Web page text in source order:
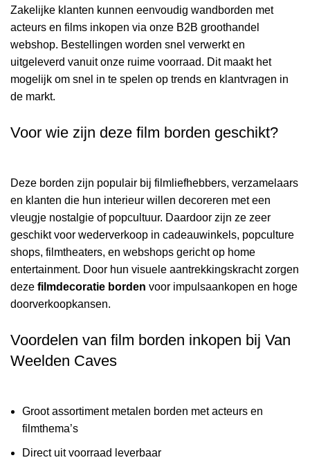
Zakelijke klanten kunnen eenvoudig wandborden met
acteurs en films inkopen via onze B2B groothandel
webshop. Bestellingen worden snel verwerkt en
uitgeleverd vanuit onze ruime voorraad. Dit maakt het
mogelijk om snel in te spelen op trends en klantvragen in
de markt.
Voor wie zijn deze film borden geschikt?
Deze borden zijn populair bij filmliefhebbers, verzamelaars
en klanten die hun interieur willen decoreren met een
vleugje nostalgie of popcultuur. Daardoor zijn ze zeer
geschikt voor wederverkoop in cadeauwinkels, popculture
shops, filmtheaters, en webshops gericht op home
entertainment. Door hun visuele aantrekkingskracht zorgen
deze filmdecoratie borden voor impulsaankopen en hoge
doorverkoopkansen.
Voordelen van film borden inkopen bij Van
Weelden Caves
Groot assortiment metalen borden met acteurs en
filmthema’s
Direct uit voorraad leverbaar